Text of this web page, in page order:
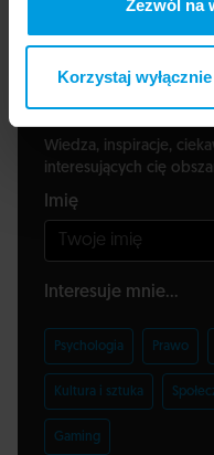
Zezwól na
Korzystaj
Zapisz się do
Wiedza, inspiracje,
interesujących cię
Imię
Interesuje mnie...
Psychologia Prawo
Kultura i sztuka
Gaming